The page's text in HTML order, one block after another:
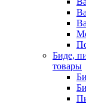
Биде,
товары